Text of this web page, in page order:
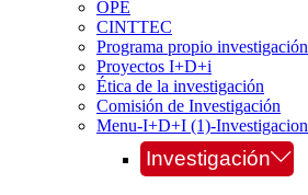
OPE
CINTTEC
Programa propio investigación
Proyectos I+D+i
Ética de la investigación
Comisión de Investigación
Menu-I+D+I (1)-Investigacion
Investigación